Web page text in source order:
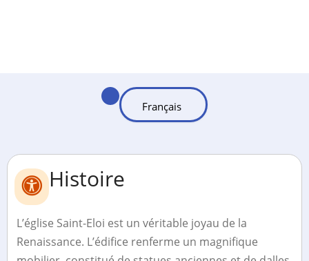
Histoire
L’église Saint-Eloi est un véritable joyau de la
Renaissance. L’édifice renferme un magnifique